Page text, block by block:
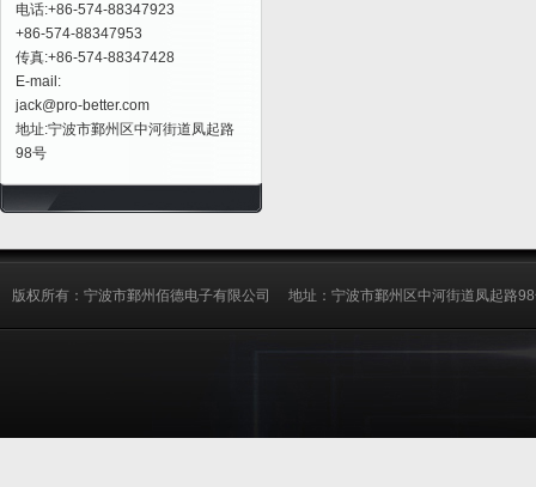
电话:+86-574-88347923
+86-574-88347953
传真:+86-574-88347428
E-mail:
jack@pro-better.com
地址:宁波市鄞州区中河街道凤起路
98号
版权所有：宁波市鄞州佰德电子有限公司 地址：宁波市鄞州区中河街道凤起路